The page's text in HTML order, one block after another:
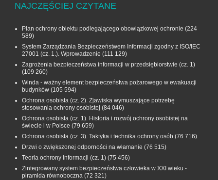
NAJCZĘŚCIEJ CZYTANE
Plan ochrony obiektu podlegającego obowiązkowej ochronie (224
589)
System Zarządzania Bezpieczeństwem Informacji zgodny z ISO/IEC
27001 (cz. 1.). Wprowadzenie (111 129)
Zagrożenia bezpieczeństwa informacji w przedsiębiorstwie (cz. 1)
(109 260)
Winda - ważny element bezpieczeństwa pożarowego w ewakuacji
budynków (105 594)
Ochrona osobista (cz. 2). Zjawiska wymuszające potrzebę
stosowania ochrony osobistej (84 046)
Ochrona osobista (cz. 1). Historia i rozwój ochrony osobistej na
świecie i w Polsce (79 659)
Ochrona osobista (cz. 3). Taktyka i technika ochrony osób (76 716)
Drzwi o zwiększonej odporności na włamanie (76 515)
Teoria ochrony informacji (cz. 1) (75 456)
Zintegrowany system bezpieczeństwa człowieka w XXI wieku -
piramida równoboczna (72 321)